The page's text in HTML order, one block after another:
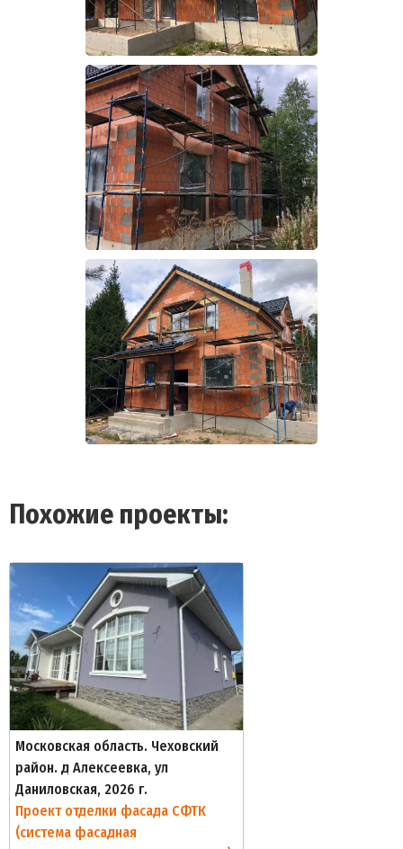
Похожие проекты:
Московская область. Чеховский
район. д Алексеевка, ул
Даниловская, 2026 г.
Проект отделки фасада СФТК
(система фасадная